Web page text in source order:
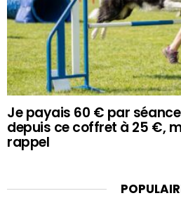
Je payais 60 € par
depuis ce coffret à 25 €,
rappel